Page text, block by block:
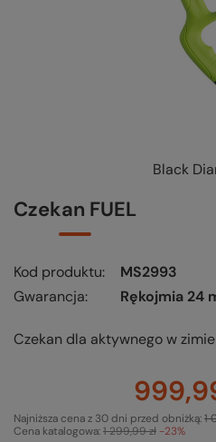
Black
Czekan FUEL
Kod produktu
MS2993
Gwarancja
Rękojmia 24
Czekan dla aktywnego w
Cena katalogowa:1 299,99 zł -23%
Najniższa cena z 30 dni przed obniżką:1